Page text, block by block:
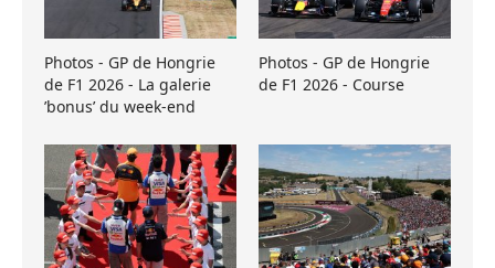
Photos - GP de Hongrie
de F1 2026 - La galerie
’bonus’ du week-end
Photos - GP de Hongrie
de F1 2026 - Course